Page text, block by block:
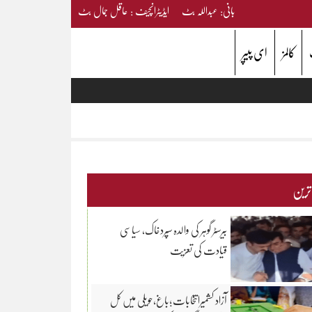
بانی: عبداللہ بٹ ایڈیٹرانچیف : عاقل جمال بٹ
کالمز ای پیپر
بیرسٹر گوہر کی والدہ سپردخاک، سیاسی
قیادت کی تعزیت
آزاد کشمیرانتخابات؛باغ،حویلی میں کل